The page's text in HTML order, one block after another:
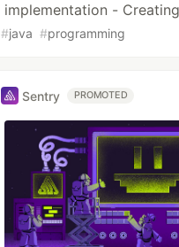
implementation -
#java #programming
Sentry PROMOTED